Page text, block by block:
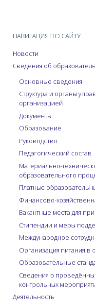
НАВИГАЦИЯ ПО САЙТУ
Новости
Сведения об
Основные сведения
Структура и органы
организацией
Документы
Образование
Руководство
Педагогический состав
Материально-
образовательного
Платные
Финансово-
Вакантные места для
Стипендии и меры
Международное
Организация питания в
Образовательные
Сведения о
контрольных
Деятельность